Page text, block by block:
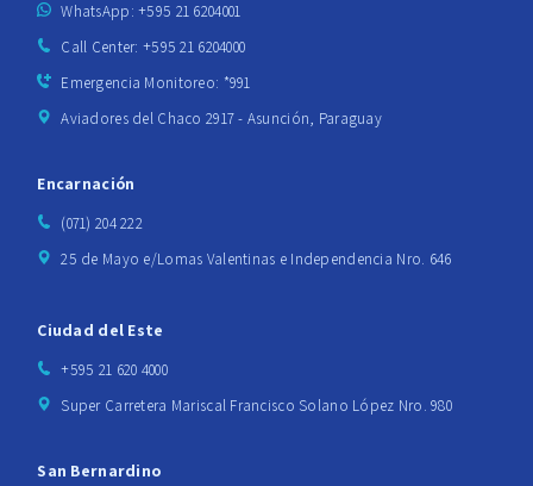
WhatsApp: +595 21 6204001
Call Center: +595 21 6204000
Emergencia Monitoreo: *991
Aviadores del Chaco 2917 - Asunción, Paraguay
Encarnación
(071) 204 222
25 de Mayo e/Lomas Valentinas e Independencia Nro. 646
Ciudad del Este
+595 21 620 4000
Super Carretera Mariscal Francisco Solano López Nro. 980
San Bernardino